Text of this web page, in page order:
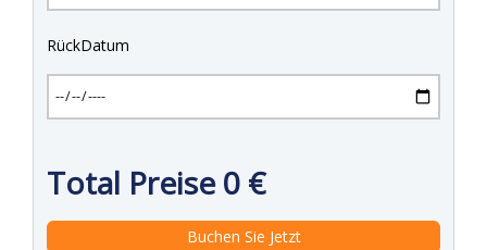
RückDatum
Total Preise0 €